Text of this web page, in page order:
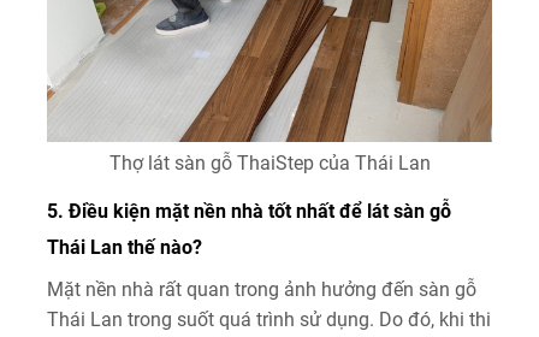
Thợ lát sàn gỗ ThaiStep của Thái Lan
5. Điều kiện mặt nền nhà tốt nhất để lát sàn gỗ
Thái Lan thế nào?
Mặt nền nhà rất quan trong ảnh hưởng đến sàn gỗ
Thái Lan trong suốt quá trình sử dụng. Do đó, khi thi